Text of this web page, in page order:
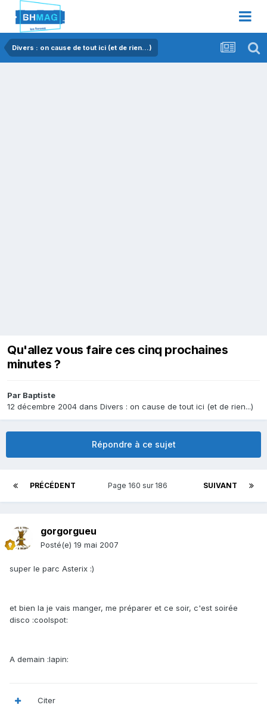
Divers : on cause de tout ici (et de rien...)
Qu'allez vous faire ces cinq prochaines
minutes ?
Par Baptiste
12 décembre 2004 dans Divers : on cause de tout ici (et de rien...)
Répondre à ce sujet
PRÉCÉDENT SUIVANT
Page 160 sur 186
gorgorgueu
Posté(e) 19 mai 2007
super le parc Asterix :)
et bien la je vais manger, me préparer et ce soir, c'est soirée
disco :coolspot:
A demain :lapin:
Citer